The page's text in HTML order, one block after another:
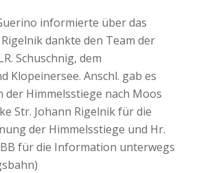
informierte über das
dankte den Team der
Schuschnig, dem
Klopeinersee. Anschl. gab es
der Himmelsstiege nach Moos
Str. Johann Rigelnik für die
der Himmelsstiege und Hr.
für die Information unterwegs